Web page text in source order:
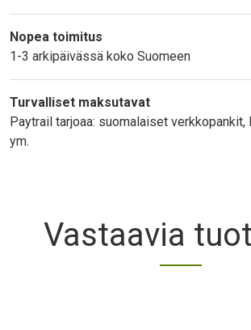
Nopea toimitus
1-3 arkipäivässä koko Suomeen
Turvalliset maksutavat
Paytrail tarjoaa: suomalaiset verkkopankit,
ym.
Vastaavia